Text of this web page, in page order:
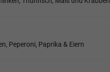
Peperoni, Paprika & Eiern